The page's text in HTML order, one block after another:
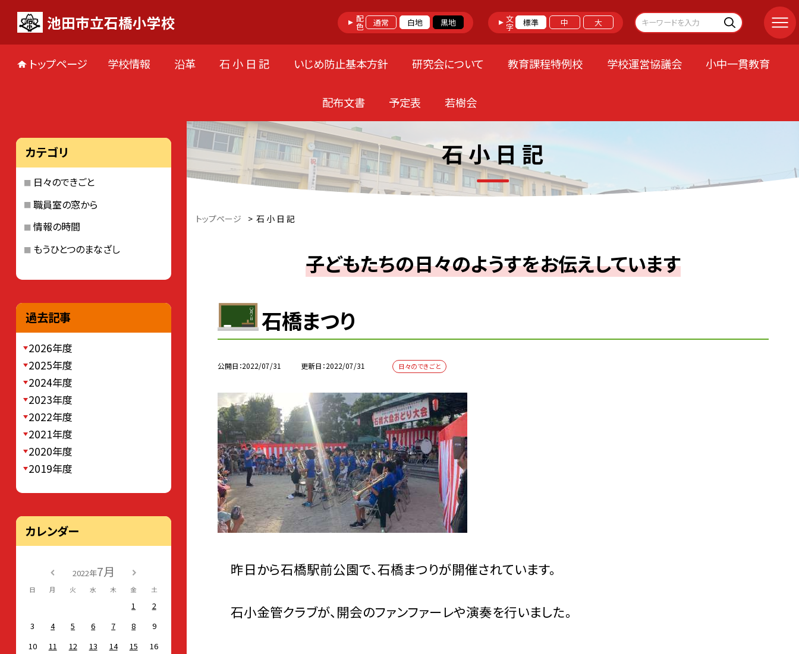
池田市立石橋小学校 配色 通常 白地 黒地 文字 標準 中 大
トップページ 学校情報 沿革 石 小 日 記 いじめ防止基本方針 研究会について 教育課程特例校 学校運営協議会 小中一貫教育
配布文書 予定表 若樹会
石 小 日 記
トップページ > 石 小 日 記
子どもたちの日々のようすをお伝えしています
石橋まつり
公開日 2022/07/31 更新日 2022/07/31 日々のできごと
昨日から石橋駅前公園で、石橋まつりが開催されています。
石小金管クラブが、開会のファンファーレや演奏を行いました。
カテゴリ
日々のできごと
職員室の窓から
情報の時間
もうひとつのまなざし
過去記事
2026年度
2025年度
2024年度
2023年度
2022年度
2021年度
2020年度
2019年度
カレンダー
2022年7月
日 月 火 水 木 金 土
1
2
3
4 5 6 7 8
9
10
11 12 13 14 15
16